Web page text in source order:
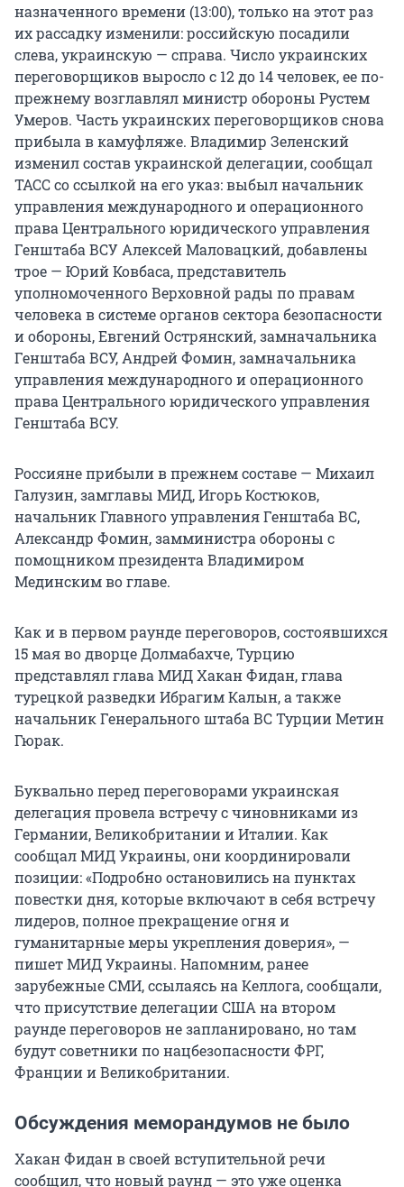
назначенного времени (13:00), только на этот раз
их рассадку изменили: российскую посадили
слева, украинскую — справа. Число украинских
переговорщиков выросло с 12 до 14 человек, ее по-
прежнему возглавлял министр обороны Рустем
Умеров. Часть украинских переговорщиков снова
прибыла в камуфляже. Владимир Зеленский
изменил состав украинской делегации, сообщал
ТАСС со ссылкой на его указ: выбыл начальник
управления международного и операционного
права Центрального юридического управления
Генштаба ВСУ Алексей Маловацкий, добавлены
трое — Юрий Ковбаса, представитель
уполномоченного Верховной рады по правам
человека в системе органов сектора безопасности
и обороны, Евгений Острянский, замначальника
Генштаба ВСУ, Андрей Фомин, замначальника
управления международного и операционного
права Центрального юридического управления
Генштаба ВСУ.
Россияне прибыли в прежнем составе — Михаил
Галузин, замглавы МИД, Игорь Костюков,
начальник Главного управления Генштаба ВС,
Александр Фомин, замминистра обороны с
помощником президента Владимиром
Мединским во главе.
Как и в первом раунде переговоров, состоявшихся
15 мая во дворце Долмабахче, Турцию
представлял глава МИД Хакан Фидан, глава
турецкой разведки Ибрагим Калын, а также
начальник Генерального штаба ВС Турции Метин
Гюрак.
Буквально перед переговорами украинская
делегация провела встречу с чиновниками из
Германии, Великобритании и Италии. Как
сообщал МИД Украины, они координировали
позиции: «Подробно остановились на пунктах
повестки дня, которые включают в себя встречу
лидеров, полное прекращение огня и
гуманитарные меры укрепления доверия», —
пишет МИД Украины. Напомним, ранее
зарубежные СМИ, ссылаясь на Келлога, сообщали,
что присутствие делегации США на втором
раунде переговоров не запланировано, но там
будут советники по нацбезопасности ФРГ,
Франции и Великобритании.
Обсуждения меморандумов не было
Хакан Фидан в своей вступительной речи
сообщил, что новый раунд — это уже оценка